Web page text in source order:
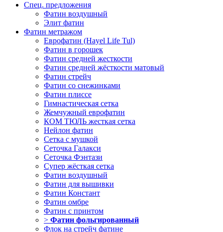
Спец. предложения
Фатин воздушный
Элит фатин
Фатин метражом
Еврофатин (Hayel Life Tul)
Фатин в горошек
Фатин средней жесткости
Фатин средней жёсткости матовый
Фатин стрейч
Фатин со снежинками
Фатин плиссе
Гимнастическая сетка
Жемчужный еврофатин
КОМ ТЮЛЬ жесткая сетка
Нейлон фатин
Сетка с мушкой
Сеточка Галакси
Сеточка Фэнтази
Супер жёсткая сетка
Фатин воздушный
Фатин для вышивки
Фатин Констант
Фатин омбре
Фатин с принтом
> Фатин фольгированный
Флок на стрейч фатине